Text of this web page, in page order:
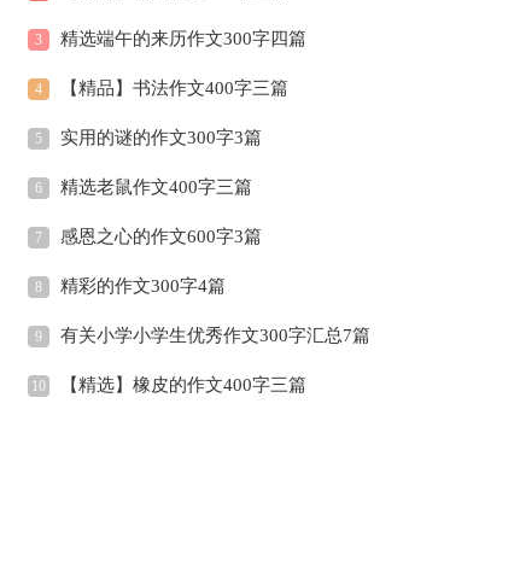
3 精选端午的来历作文300字四篇
4 【精品】书法作文400字三篇
5 实用的谜的作文300字3篇
6 精选老鼠作文400字三篇
7 感恩之心的作文600字3篇
8 精彩的作文300字4篇
9 有关小学小学生优秀作文300字汇总7篇
10 【精选】橡皮的作文400字三篇